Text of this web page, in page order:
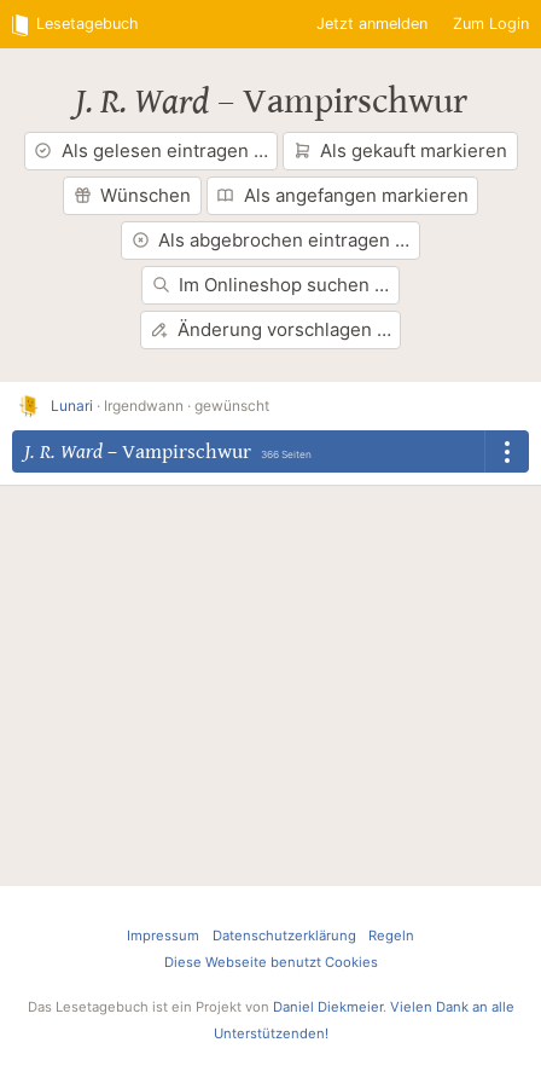
Lesetagebuch Jetzt anmelden Zum Login
J. R. Ward– Vampirschwur
Als gelesen eintragen …
Als gekauft markieren
Wünschen
Als angefangen markieren
Als abgebrochen eintragen …
Im Onlineshop suchen …
Änderung vorschlagen …
Lunari · Irgendwann · gewünscht
J. R. Ward – Vampirschwur 366 Seiten
Impressum Datenschutzerklärung
Regeln
Diese Webseite benutzt Cookies
Das Lesetagebuch ist ein Projekt von Daniel Diekmeier. Vielen Dank an alle
Unterstützenden!